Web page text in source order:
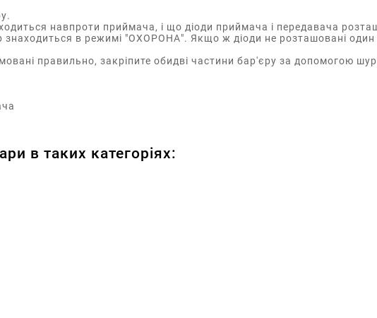
навпроти приймача, і що діоди приймача і передавача
знаходиться в режимі "ОХОРОНА". Якщо ж діоди не розташовані
правильно, закріпите обидві частини бар'єру за допомогою
в таких категоріях: